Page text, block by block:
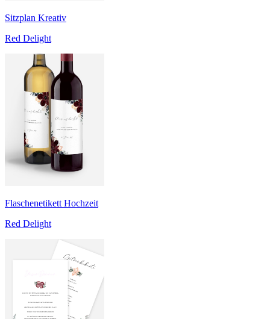
Sitzplan Kreativ
Red Delight
Flaschenetikett Hochzeit
Red Delight